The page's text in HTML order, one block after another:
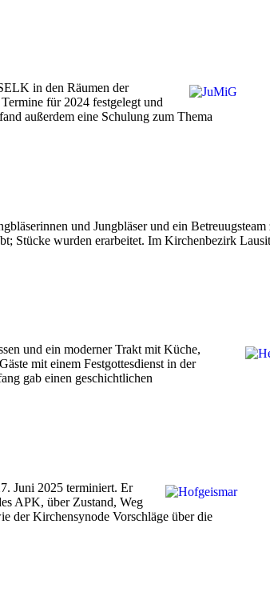
in den Räumen der
für 2024 festgelegt und
außerdem eine Schulung zum Thema
und Jungbläser und ein Betreuugsteam
Stücke wurden erarbeitet. Im Kirchenbezirk
und ein moderner Trakt mit Küche,
mit einem Festgottesdienst in der
gab einen geschichtlichen
Juni 2025 terminiert. Er
APK, über Zustand, Weg
der Kirchensynode Vorschläge über die